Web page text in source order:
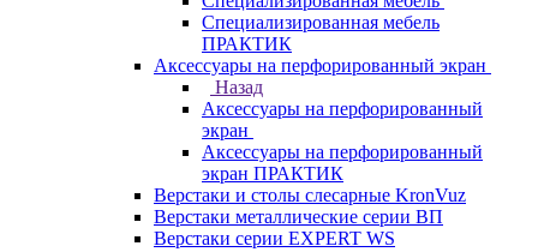
Специализированная мебель
ПРАКТИК
Аксессуары на перфорированный экран
Назад
Аксессуары на перфорированный
экран
Аксессуары на перфорированный
экран ПРАКТИК
Верстаки и столы слесарные KronVuz
Верстаки металлические серии ВП
Верстаки серии EXPERT WS